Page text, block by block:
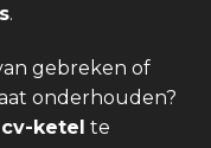
.
gebreken of
onderhouden?
cv-ketel te